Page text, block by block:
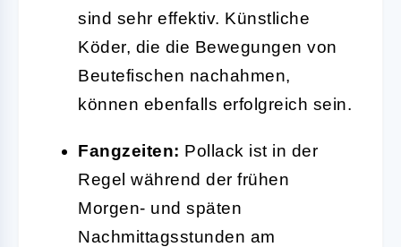
sind sehr effektiv. Künstliche
Köder, die die Bewegungen von
Beutefischen nachahmen,
können ebenfalls erfolgreich sein.
Fangzeiten: Pollack ist in der
Regel während der frühen
Morgen- und späten
Nachmittagsstunden am